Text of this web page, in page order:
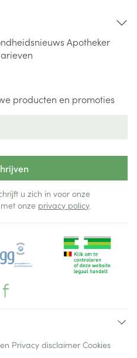
Apotheker
producten en promoties
u zich in voor onze
onze privacy policy.
Privacy disclaimer Cookies